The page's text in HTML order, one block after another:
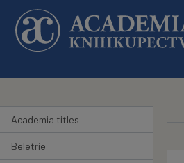
Skip to main content
Academia titles
Beletrie